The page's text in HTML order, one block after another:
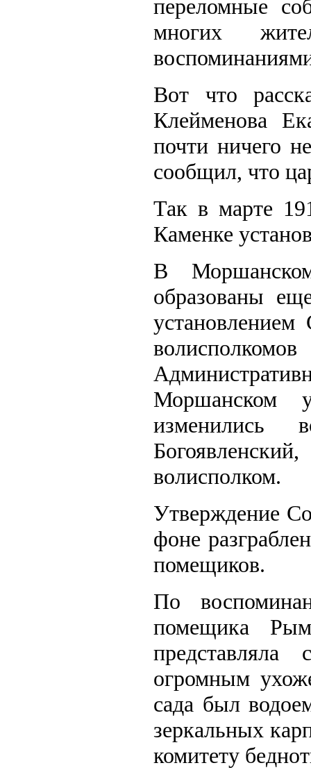
переломные
многих
Вот что
Клейменова
почти ничего
сообщил, что
Так в марте
Каменке
В
образованы
установлением
Моршанском
изменились
волисполком.
Утверждение
фоне
помещиков.
По
помещика
огромным
сада был
зеркальных
комитету